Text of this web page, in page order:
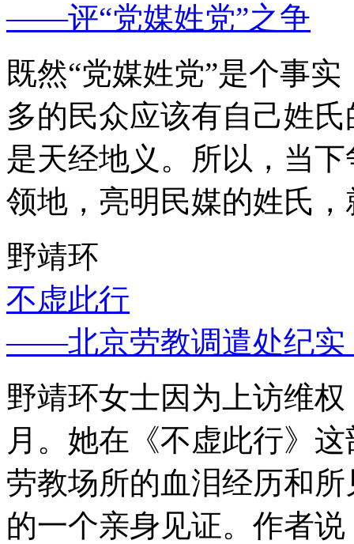
——评“党媒姓党”之争
既然“党媒姓党”是个事
多的民众应该有自己姓
是天经地义。所以，当
领地，亮明民媒的姓氏
野靖环
不虚此行
——北京劳教调遣处纪实
野靖环女士因为上访维
月。她在《不虚此行》
劳教场所的血泪经历和
的一个亲身见证。作者